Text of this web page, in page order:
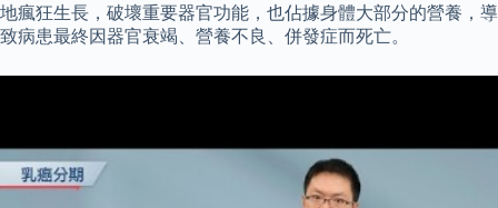
地瘋狂生長，破壞重要器官功能，也佔據身體大部分的營養，導
致病患最終因器官衰竭、營養不良、併發症而死亡。